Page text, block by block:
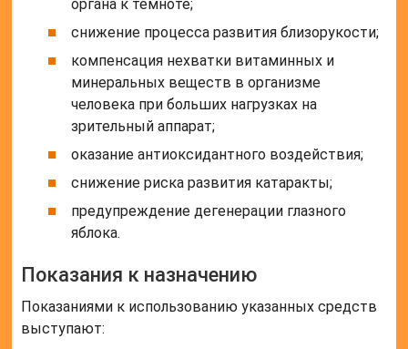
органа к темноте;
снижение процесса развития близорукости;
компенсация нехватки витаминных и
минеральных веществ в организме
человека при больших нагрузках на
зрительный аппарат;
оказание антиоксидантного воздействия;
снижение риска развития катаракты;
предупреждение дегенерации глазного
яблока.
Показания к назначению
Показаниями к использованию указанных средств
выступают: